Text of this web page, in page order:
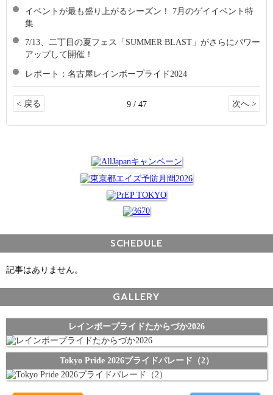
イベントが最も盛り上がるシーズン！ 7月のゲイイベント特
集
7/13、二丁目の夏フェス「SUMMER BLAST」がさらにパワー
アップして開催！
レポート：名古屋レインボープライド2024
< 戻る 9 / 47 次へ >
SCHEDULE
記事はありません。
GALLERY
レインボープライドたからづか2026
Tokyo Pride 2026プライドパレード（2）